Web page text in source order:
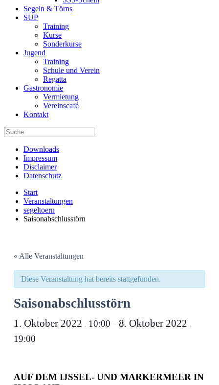
Segeln & Törns
SUP
Training
Kurse
Sonderkurse
Jugend
Training
Schule und Verein
Regatta
Gastronomie
Vermietung
Vereinscafé
Kontakt
Downloads
Impressum
Disclaimer
Datenschutz
Start
Veranstaltungen
segeltoern
Saison­abschluss­törn
« Alle Veranstaltungen
Diese Veranstaltung hat bereits stattgefunden.
Saison­abschluss­törn
1. Oktober 2022 , 10:00 – 8. Oktober 2022 ,
19:00
AUF DEM IJSSEL- UND MARKERMEER IN